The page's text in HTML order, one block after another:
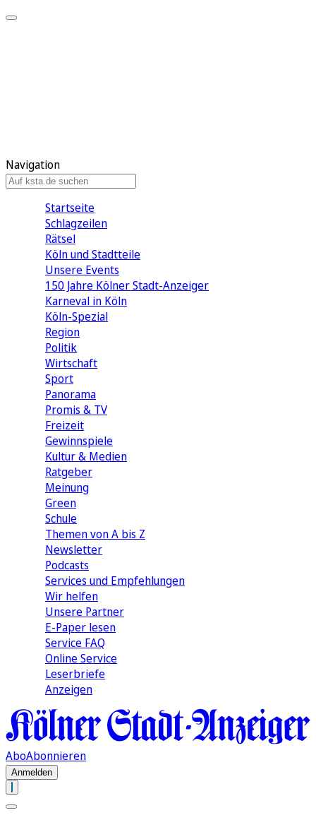
Navigation
Startseite
Schlagzeilen
Rätsel
Köln und Stadtteile
Unsere Events
150 Jahre Kölner Stadt-Anzeiger
Karneval in Köln
Köln-Spezial
Region
Politik
Wirtschaft
Sport
Panorama
Promis & TV
Freizeit
Gewinnspiele
Kultur & Medien
Ratgeber
Meinung
Green
Schule
Themen von A bis Z
Newsletter
Podcasts
Services und Empfehlungen
Wir helfen
Unsere Partner
E-Paper lesen
Service FAQ
Online Service
Leserbriefe
Anzeigen
AboAbonnieren
Anmelden